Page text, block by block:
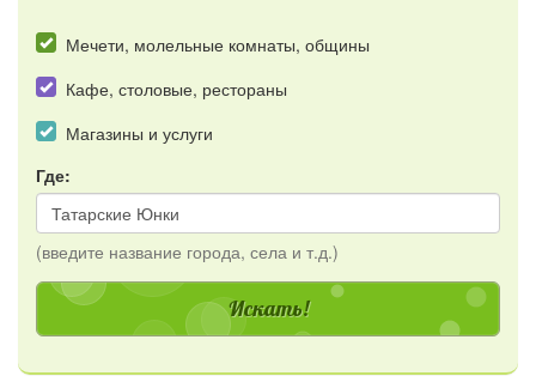
Мечети, молельные комнаты, общины
Кафе, столовые, рестораны
Магазины и услуги
Где:
(введите название города, села и т.д.)